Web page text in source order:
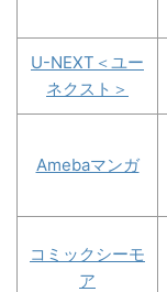
U-NEXT＜ユー
ネクスト＞
Amebaマンガ
コミックシーモ
ア